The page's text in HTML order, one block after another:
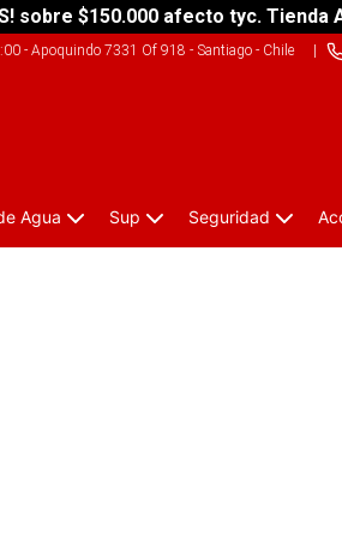
sobre $150.000 afecto tyc.
- Apoquindo 7331 Of 918 - Santiago - Chile|
Agua Sup Seguridad